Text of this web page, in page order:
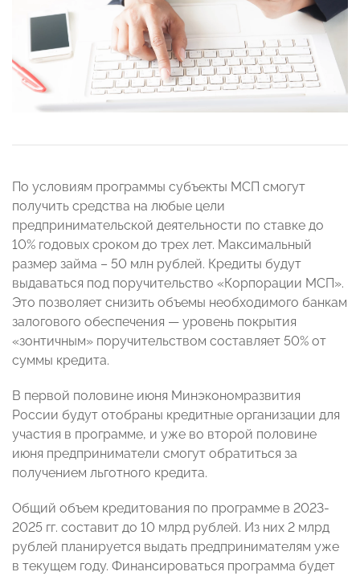
По условиям программы субъекты МСП смогут
получить средства на любые цели
предпринимательской деятельности по ставке до
10% годовых сроком до трех лет. Максимальный
размер займа – 50 млн рублей. Кредиты будут
выдаваться под поручительство «Корпорации МСП».
Это позволяет снизить объемы необходимого банкам
залогового обеспечения — уровень покрытия
«зонтичным» поручительством составляет 50% от
суммы кредита.
В первой половине июня Минэкономразвития
России будут отобраны кредитные организации для
участия в программе, и уже во второй половине
июня предприниматели смогут обратиться за
получением льготного кредита.
Общий объем кредитования по программе в 2023-
2025 гг. составит до 10 млрд рублей. Из них 2 млрд
рублей планируется выдать предпринимателям уже
в текущем году. Финансироваться программа будет